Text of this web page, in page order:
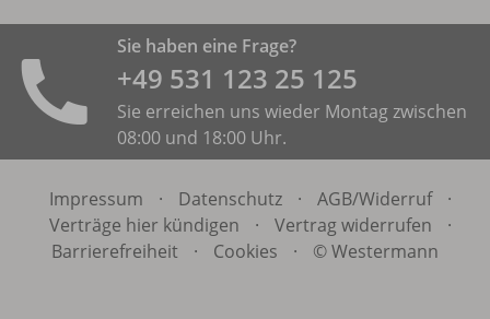
Sie haben eine Frage?
+49 531 ­123 25 125
Sie erreichen uns wieder Montag zwischen
08:00 und 18:00 Uhr.
Impressum · Datenschutz · AGB/Widerruf
·
Verträge hier kündigen
· Vertrag widerrufen
·
Barrierefreiheit
· Cookies · © Westermann